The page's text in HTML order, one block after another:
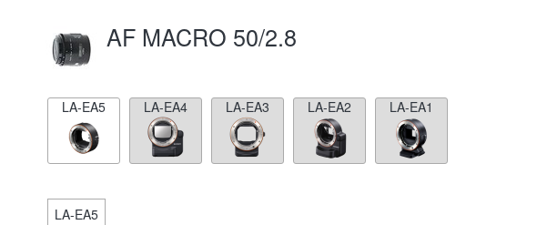
AF MACRO 50/2.8
LA-EA5 LA-EA4 LA-EA3 LA-EA2 LA-EA1
LA-EA5